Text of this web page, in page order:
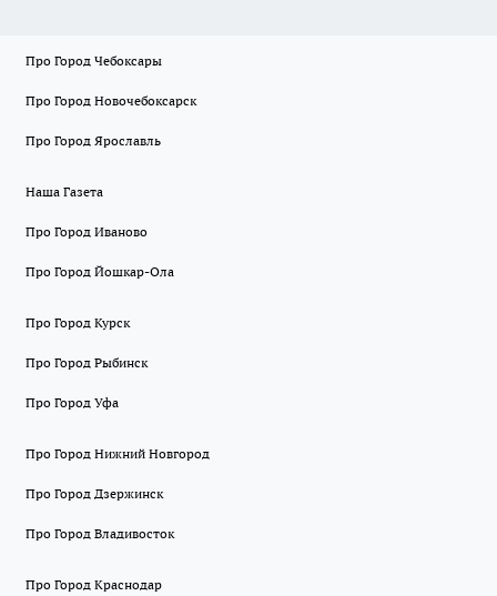
Про Город Чебоксары
Про Город Новочебоксарск
Про Город Ярославль
Наша Газета
Про Город Иваново
Про Город Йошкар-Ола
Про Город Курск
Про Город Рыбинск
Про Город Уфа
Про Город Нижний Новгород
Про Город Дзержинск
Про Город Владивосток
Про Город Краснодар